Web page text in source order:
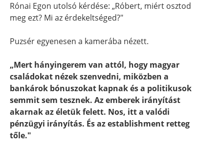
Rónai Egon utolsó kérdése: „Róbert, miért osztod
meg ezt? Mi az érdekeltséged?"
Puzsér egyenesen a kamerába nézett.
„Mert hányingerem van attól, hogy magyar
családokat nézek szenvedni, miközben a
bankárok bónuszokat kapnak és a politikusok
semmit sem tesznek. Az emberek irányítást
akarnak az életük felett. Nos, itt a valódi
pénzügyi irányítás. És az establishment retteg
tőle."